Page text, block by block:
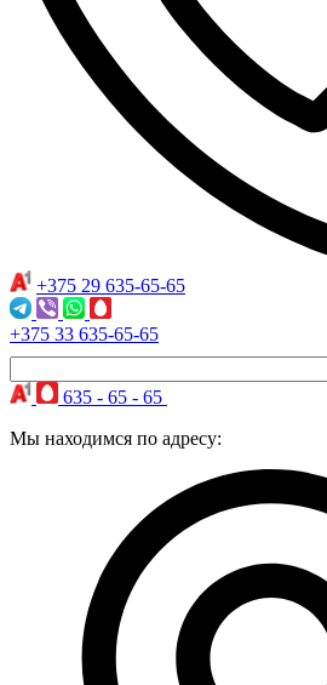
+375 29 635-65-65
+375 33 635-65-65
635 - 65 - 65
Мы находимся по адресу: